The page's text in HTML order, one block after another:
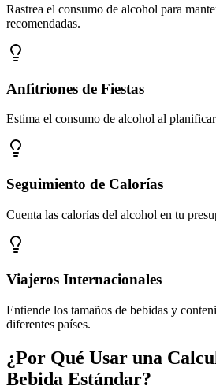
Rastrea el consumo de alcohol para
recomendadas.
Anfitriones de Fiestas
Estima el consumo de alcohol al
Seguimiento de Calorías
Cuenta las calorías del alcohol en tu
Viajeros Internacionales
Entiende los tamaños de bebidas y
diferentes países.
¿Por Qué Usar una
Bebida Estándar?